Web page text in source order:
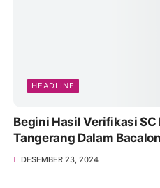
HEADLINE
Begini Hasil Verifikasi SC
Tangerang Dalam
DESEMBER 23, 2024